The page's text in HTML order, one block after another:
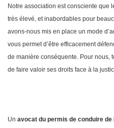
Notre association est consciente que
très élevé, et inabordables pour
avons-nous mis en place un mode
vous permet d’être efficacement
de manière conséquente. Pour nous,
de faire valoir ses droits face à la
Un avocat du permis de conduire de